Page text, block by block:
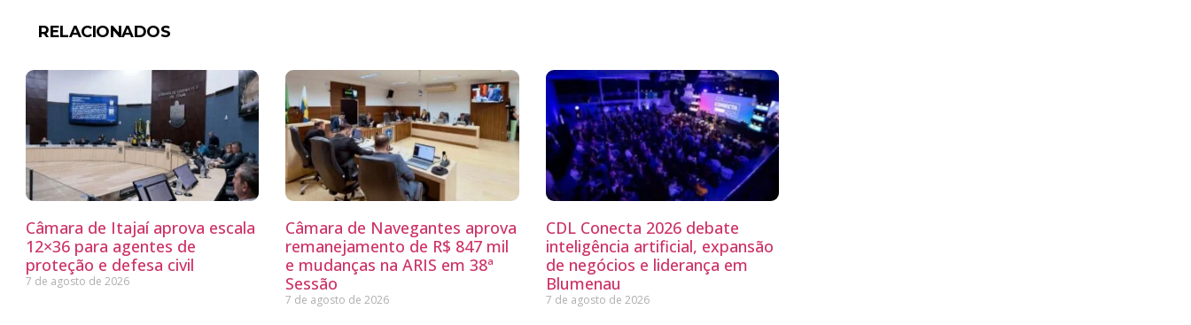
RELACIONADOS
Câmara de Itajaí aprova escala
12×36 para agentes de
proteção e defesa civil
7 de agosto de 2026
Câmara de Navegantes aprova
remanejamento de R$ 847 mil
e mudanças na ARIS em 38ª
Sessão
7 de agosto de 2026
CDL Conecta 2026 debate
inteligência artificial, expansão
de negócios e liderança em
Blumenau
7 de agosto de 2026